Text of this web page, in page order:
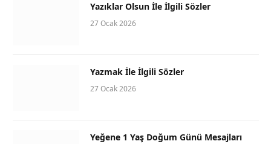
Yazıklar Olsun İle İlgili Sözler
27 Ocak 2026
Yazmak İle İlgili Sözler
27 Ocak 2026
Yeğene 1 Yaş Doğum Günü Mesajları